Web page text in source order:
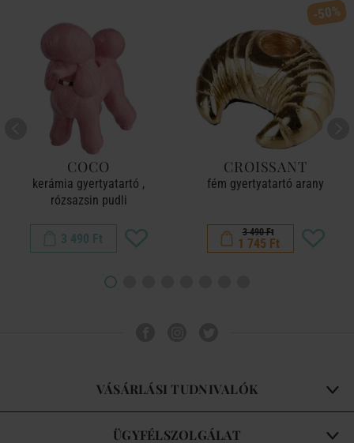
COCO
kerámia gyertyatartó ,
rózsazsin pudli
3 490 Ft
-50%
CROISSANT
fém gyertyatartó arany
3 490 Ft
1 745 Ft
VÁSÁRLÁSI TUDNIVALÓK
ÜGYFÉLSZOLGÁLAT